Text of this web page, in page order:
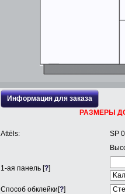
Информация для заказа
РАЗМЕРЫ
Attēls:
SP
1-ая панель [?]
Способ обклейки[?]